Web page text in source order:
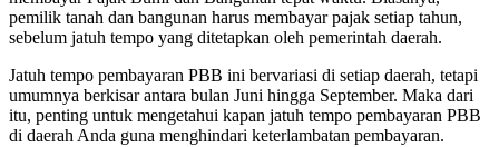
pemilik tanah dan bangunan harus membayar pajak setiap tahun,
sebelum jatuh tempo yang ditetapkan oleh pemerintah daerah.
Jatuh tempo pembayaran PBB ini bervariasi di setiap daerah, tetapi
umumnya berkisar antara bulan Juni hingga September. Maka dari
itu, penting untuk mengetahui kapan jatuh tempo pembayaran PBB
di daerah Anda guna menghindari keterlambatan pembayaran.